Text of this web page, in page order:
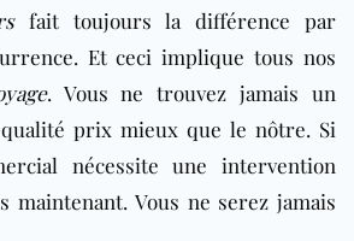
fait toujours la différence par
Et ceci implique tous nos
. Vous ne trouvez jamais un
prix mieux que le nôtre. Si
nécessite une intervention
maintenant. Vous ne serez jamais